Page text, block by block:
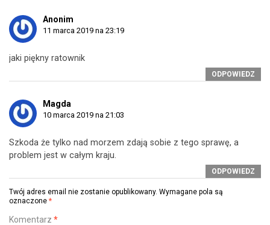
Anonim
11 marca 2019 na 23:19
jaki piękny ratownik
ODPOWIEDZ
Magda
10 marca 2019 na 21:03
Szkoda że tylko nad morzem zdają sobie z tego sprawę, a
problem jest w całym kraju.
ODPOWIEDZ
Twój adres email nie zostanie opublikowany. Wymagane pola są
oznaczone *
Komentarz *